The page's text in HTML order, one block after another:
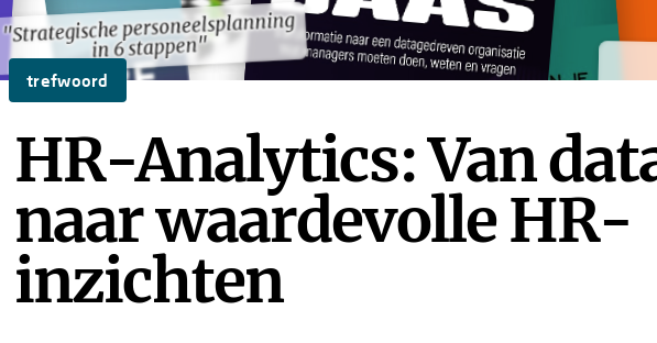
"Strategische personeelsplanning
in 6 stappen"
"Strategische personeelsplanning
in 6 stappen"
trefwoord
HR-Analytics: Van
naar waardevolle HR-
inzichten